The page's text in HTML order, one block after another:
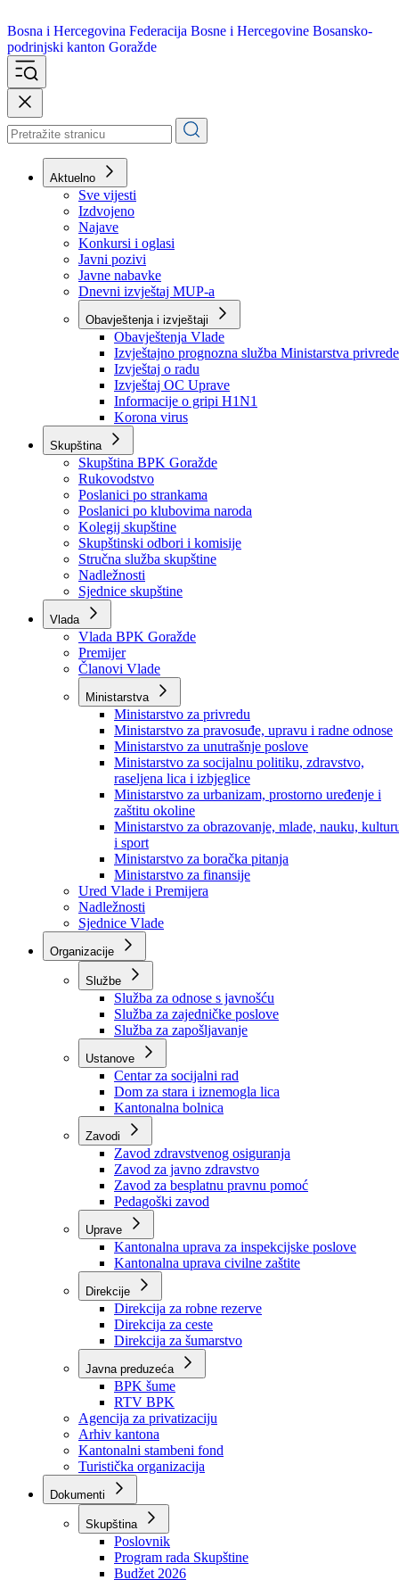
Bosna i Hercegovina
podrinjski kanton Goražde
Aktuelno
Sve vijesti
Izdvojeno
Najave
Konkursi i oglasi
Javni pozivi
Javne nabavke
Dnevni izvještaj MUP-a
Obavještenja i izvještaji
Obavještenja Vlade
Izvještajno prognozna služba Ministarstva privrede
Izvještaj o radu
Izvještaj OC Uprave
Informacije o gripi H1N1
Korona virus
Skupština
Skupština BPK Goražde
Rukovodstvo
Poslanici po strankama
Poslanici po klubovima naroda
Kolegij skupštine
Skupštinski odbori i komisije
Stručna služba skupštine
Nadležnosti
Sjednice skupštine
Vlada
Vlada BPK Goražde
Premijer
Članovi Vlade
Ministarstva
Ministarstvo za privredu
Ministarstvo za pravosuđe, upravu i radne odnose
Ministarstvo za unutrašnje poslove
Ministarstvo za socijalnu politiku, zdravstvo,
raseljena lica i izbjeglice
Ministarstvo za urbanizam, prostorno uređenje i
zaštitu okoline
Ministarstvo za obrazovanje, mlade, nauku,
i sport
Ministarstvo za boračka pitanja
Ministarstvo za finansije
Ured Vlade i Premijera
Nadležnosti
Sjednice Vlade
Organizacije
Službe
Služba za odnose s javnošću
Služba za zajedničke poslove
Služba za zapošljavanje
Ustanove
Centar za socijalni rad
Dom za stara i iznemogla lica
Kantonalna bolnica
Zavodi
Zavod zdravstvenog osiguranja
Zavod za javno zdravstvo
Zavod za besplatnu pravnu pomoć
Pedagoški zavod
Kantonalna uprava za inspekcijske poslove
Kantonalna uprava civilne zaštite
Direkcije
Direkcija za robne rezerve
Direkcija za ceste
Direkcija za šumarstvo
Javna preduzeća
BPK šume
RTV BPK
Agencija za privatizaciju
Arhiv kantona
Kantonalni stambeni fond
Turistička organizacija
Dokumenti
Skupština